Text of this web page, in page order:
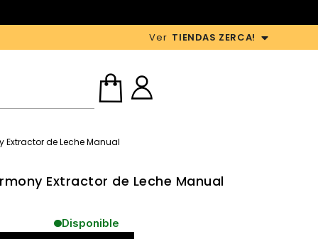
Ver TIENDAS ZERCA!
de Leche Manual
Extractor de Leche Manual
Disponible